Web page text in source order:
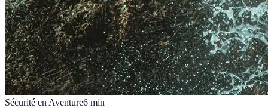
Sécurité en Aventure6 min